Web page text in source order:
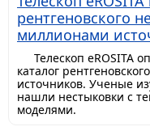
рентгеновского
миллионами
Телескоп eROSITA
каталог
источников. Ученые
нашли нестыковки с
моделями.